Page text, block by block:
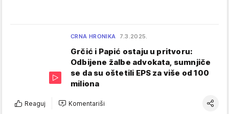
CRNA HRONIKA 7.3.2025.
Grčić i Papić ostaju u pritvoru:
Odbijene žalbe advokata, sumnjiče
se da su oštetili EPS za više od 100
miliona
Reaguj Komentariši